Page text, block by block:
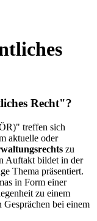
Recht"?
treffen sich
aktuelle oder
zu
Auftakt bildet in der
Thema präsentiert.
in Form einer
zu einem
Gesprächen bei einem